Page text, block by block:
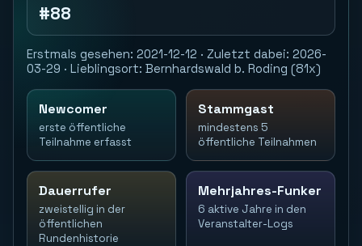
#88
Erstmals gesehen: 2021-12-12 · Zuletzt dabei: 2026-
03-29 · Lieblingsort: Bernhardswald b. Roding (81x)
Newcomer
erste öffentliche
Teilnahme erfasst
Stammgast
mindestens 5
öffentliche Teilnahmen
Dauerrufer
zweistellig in der
öffentlichen
Rundenhistorie
Mehrjahres-Funker
6 aktive Jahre in den
Veranstalter-Logs